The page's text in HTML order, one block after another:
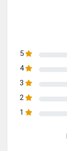
5
4
3
2
1